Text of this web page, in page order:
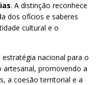
. A distinção reconhece
dos ofícios e saberes
cultural e o
estratégia nacional para o
promovendo a
a coesão territorial e a